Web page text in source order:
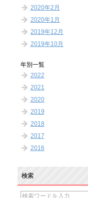
2020年2月
2020年1月
2019年12月
2019年10月
年別一覧
2022
2021
2020
2019
2018
2017
2016
検索